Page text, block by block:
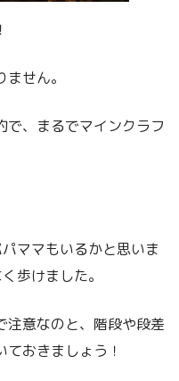
せん。
で、まるでマインクラフ
ママもいるかと思いま
歩けました。
注意なのと、階段や段差
おきましょう！